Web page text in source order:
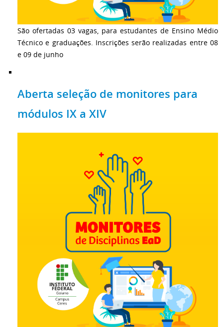
São ofertadas 03 vagas, para estudantes de Ensino Médio
Técnico e graduações. Inscrições serão realizadas entre 08
e 09 de junho
Aberta seleção de monitores para
módulos IX a XIV